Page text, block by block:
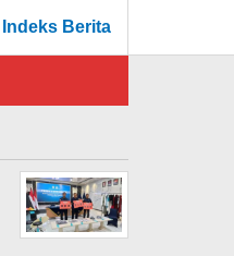
Indeks Berita